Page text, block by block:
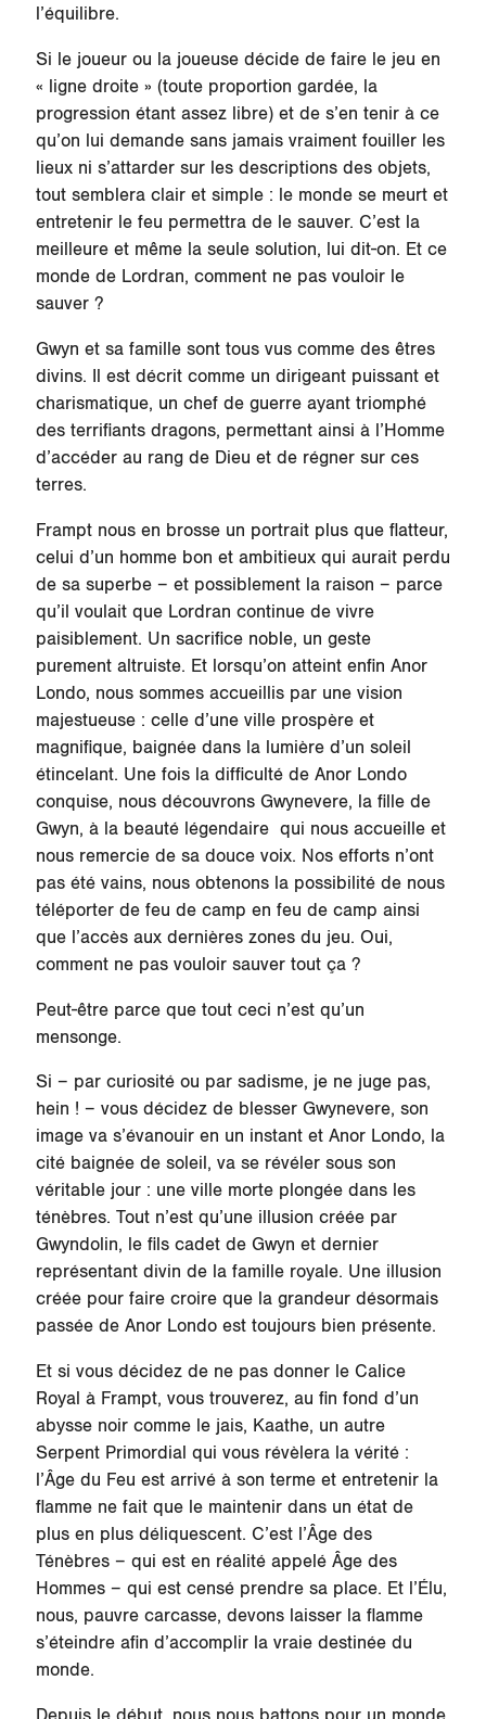
l’équilibre.
Si le joueur ou la joueuse décide de faire le jeu en
« ligne droite » (toute proportion gardée, la
progression étant assez libre) et de s’en tenir à ce
qu’on lui demande sans jamais vraiment fouiller les
lieux ni s’attarder sur les descriptions des objets,
tout semblera clair et simple : le monde se meurt et
entretenir le feu permettra de le sauver. C’est la
meilleure et même la seule solution, lui dit-on. Et ce
monde de Lordran, comment ne pas vouloir le
sauver ?
Gwyn et sa famille sont tous vus comme des êtres
divins. Il est décrit comme un dirigeant puissant et
charismatique, un chef de guerre ayant triomphé
des terrifiants dragons, permettant ainsi à l’Homme
d’accéder au rang de Dieu et de régner sur ces
terres.
Frampt nous en brosse un portrait plus que flatteur,
celui d’un homme bon et ambitieux qui aurait perdu
de sa superbe – et possiblement la raison – parce
qu’il voulait que Lordran continue de vivre
paisiblement. Un sacrifice noble, un geste
purement altruiste. Et lorsqu’on atteint enfin Anor
Londo, nous sommes accueillis par une vision
majestueuse : celle d’une ville prospère et
magnifique, baignée dans la lumière d’un soleil
étincelant. Une fois la difficulté de Anor Londo
conquise, nous découvrons Gwynevere, la fille de
Gwyn, à la beauté légendaire qui nous accueille et
nous remercie de sa douce voix. Nos efforts n’ont
pas été vains, nous obtenons la possibilité de nous
téléporter de feu de camp en feu de camp ainsi
que l’accès aux dernières zones du jeu. Oui,
comment ne pas vouloir sauver tout ça ?
Peut-être parce que tout ceci n’est qu’un
mensonge.
Si – par curiosité ou par sadisme, je ne juge pas,
hein ! – vous décidez de blesser Gwynevere, son
image va s’évanouir en un instant et Anor Londo, la
cité baignée de soleil, va se révéler sous son
véritable jour : une ville morte plongée dans les
ténèbres. Tout n’est qu’une illusion créée par
Gwyndolin, le fils cadet de Gwyn et dernier
représentant divin de la famille royale. Une illusion
créée pour faire croire que la grandeur désormais
passée de Anor Londo est toujours bien présente.
Et si vous décidez de ne pas donner le Calice
Royal à Frampt, vous trouverez, au fin fond d’un
abysse noir comme le jais, Kaathe, un autre
Serpent Primordial qui vous révèlera la vérité :
l’Âge du Feu est arrivé à son terme et entretenir la
flamme ne fait que le maintenir dans un état de
plus en plus déliquescent. C’est l’Âge des
Ténèbres – qui est en réalité appelé Âge des
Hommes – qui est censé prendre sa place. Et l’Élu,
nous, pauvre carcasse, devons laisser la flamme
s’éteindre afin d’accomplir la vraie destinée du
monde.